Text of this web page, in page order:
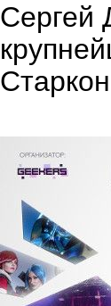
Сергей